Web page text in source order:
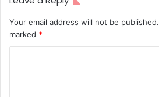
Your email address will not be published.
marked *